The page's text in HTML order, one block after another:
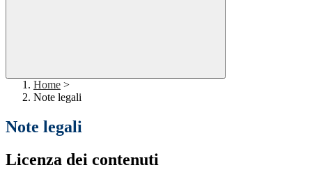
Home >
Note legali
Note legali
Licenza dei contenuti